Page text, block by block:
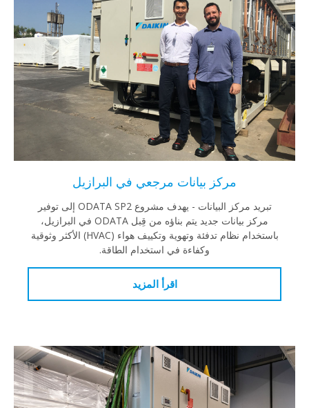
مركز بيانات مرجعي في البرازيل
تبريد مركز البيانات - يهدف مشروع ODATA SP2 إلى توفير
مركز بيانات جديد يتم بناؤه من قِبل ODATA في البرازيل،
باستخدام نظام تدفئة وتهوية وتكييف هواء (HVAC) الأكثر وثوقية
وكفاءة في استخدام الطاقة.
اقرأ المزيد